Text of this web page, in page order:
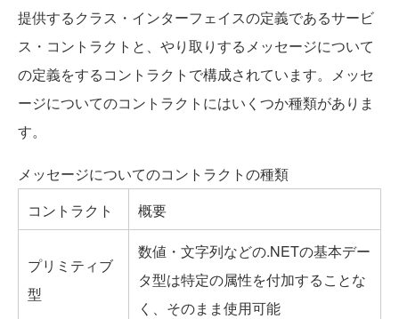
提供するクラス・インターフェイスの定義であるサービ
ス・コントラクトと、やり取りするメッセージについて
の定義をするコントラクトで構成されています。メッセ
ージについてのコントラクトにはいくつか種類がありま
す。
メッセージについてのコントラクトの種類
コントラクト
概要
プリミティブ
型
数値・文字列などの.NETの基本デー
タ型は特定の属性を付加することな
く、そのまま使用可能